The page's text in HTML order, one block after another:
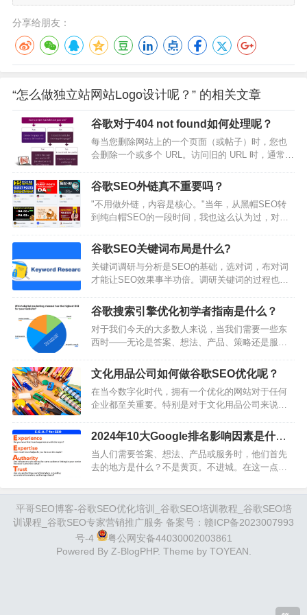
分享给朋友：
“怎么做独立站网站Logo设计呢？” 的相关文章
谷歌对于404 not found如何处理呢？
每当您删除网站上的一个页面（或帖子）时，您也
会删除一个或多个 URL。访问旧的 URL 时，通常会
说都不是好事。这是你真正想要的结果吗？你可以
将被删除的页面重定向到另一个页面，或者，如果
你真的希望网站上的内容消失，那么提供一个 410
标头可能会是更好的办法。本文章将解释您的选择
以及如何实施。重定向或完全删…
谷歌SEO外链真不重要吗？
"不用做外链，内容是核心。"当年，从黑帽SEO转
到纯白帽SEO的一段时间，我也这么认为过，对外
然，今天也有不少人持有这种看法。早年的确存在
过一个谷歌流量白捡时期，甚至不需要做内容。写
一个带有目标关键词的网页标题，手工去别的网站
上丢几十条甚至上百条垃圾信息，放上自己网站链
接，所谓的垃圾外链策略，就可以获得大把优质流
量。钻漏洞会上瘾。甚至围…
谷歌SEO关键词布局是什么?
关键词调研与分析是SEO的基础，选对词，布对词
才能让SEO效果事半功倍。调研关键词的过程也是
程。大家也知道关键词调研的重要性，但是对于关
键词调研你是否有如下疑问？对于关键词调研比较
懵，不知道从何开始？不知道怎么找全精准关键
词？词太多了，看的头疼，不知道如何有效分组？
纠结这个词到底做不做？能不能做上去？关键词用
什么页面及内容去承接？不知道如何布局关键词，
谷歌搜索引擎优化初学者指南是什么？
对于我们今天的大多数人来说，当我们需要一些东
西时——无论是答案、想法、产品、策略还是服务
有35亿次搜索。因此，正如搜索引擎在我们的生活
中变得很重要一样，它们也已成为许多商业营销策
略不可或缺的一部分。事实上，49%的营销人员认
为自然搜索是投资回报率最高的渠道。自然搜索只
是常规的非广告搜索引擎结果的一个花哨名称，营
销人员使用自然搜索作为营销渠道的方式是通过
文化用品公司如何做谷歌SEO优化呢？
在当今数字化时代，拥有一个优化的网站对于任何
企业都至关重要。特别是对于文化用品公司来说，
关键。通过合理选择关键字、优化网站内容、提升
用户体验等方法，可以有效提高网站在搜索引擎中
的排名，吸引更多潜在客户。而为了增加销售额，
除了提高网站流量外，还要注重产品质量和品牌宣
拥…
2024年10大Google排名影响因素是什
么？
当人们需要答案、想法、产品或服务时，他们首先
去的地方是什么？不是黄页。不进城。在这一点
这就是为什么SEO，或搜索引擎优化，是一个价值
数十亿美元的行业。搜索引擎优化是让网站与谷歌
的排名因素保持一致的做法，因此你的网站内容排
名更高，获得更多的流量。那么这些排名因素是什
么，你如何为它们优化你的网站呢？请继续阅读平
平哥SEO博客-谷歌SEO优化培训_谷歌SEO培训教程_谷歌SEO培
训课程_谷歌SEO专家营销推广服务 备案号： 赣ICP备2023007993
号-4
粤公网安备44030002003861
Powered By Z-BlogPHP. Theme by TOYEAN.